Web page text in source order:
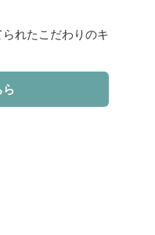
れたこだわりのキ
ら